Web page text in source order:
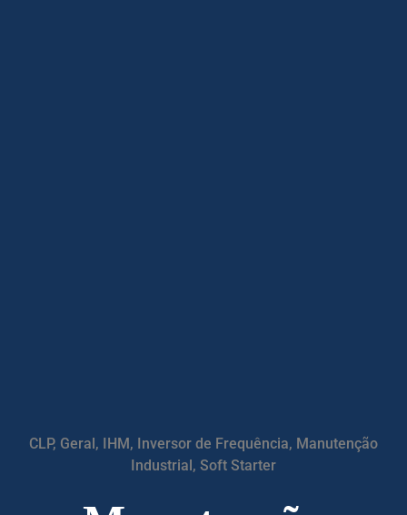
CLP, Geral, IHM, Inversor de Frequência, Manutenção
Industrial, Soft Starter